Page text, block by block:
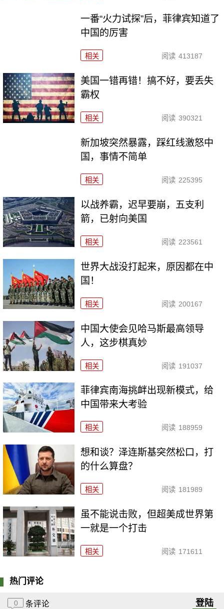
一番“火力试探”后，菲律宾知道了
中国的厉害
相关 阅读 413187
美国一错再错！搞不好，要丢失
霸权
相关 阅读 390321
新加坡突然暴露，踩红线激怒中
国，事情不简单
相关 阅读 225395
以战养霸，迟早要崩，五支利
箭，已射向美国
相关 阅读 223561
世界大战没打起来，原因都在中
国！
相关 阅读 200167
中国大使会见哈马斯最高领导
人，这步棋真妙
相关 阅读 191037
菲律宾南海挑衅出现新模式，给
中国带来大考验
相关 阅读 188959
想和谈？泽连斯基突然松口，打
的什么算盘？
相关 阅读 181989
虽不能说击败，但超美成世界第
一就是一个打击
相关 阅读 171611
热门评论
0 条评论 登陆